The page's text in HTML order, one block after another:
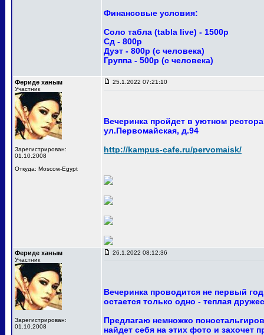
Финансовые условия:
Соло табла (tabla live) - 1500р
Сд - 800р
Дуэт - 800р (с человека)
Группа - 500р (с человека)
Фериде ханым
Участник
Зарегистрирован:
01.10.2008
Откуда: Moscow-Egypt
25.1.2022 07:21:10
Вечеринка пройдет в уютном
ул.Первомайская, д.94
http://kampus-cafe.ru/pervomaisk/
Фериде ханым
Участник
Зарегистрирован:
01.10.2008
26.1.2022 08:12:36
Вечеринка проводится не первый
остается только одно - теплая
Предлагаю немножко
найдет себя на этих фото и захочет